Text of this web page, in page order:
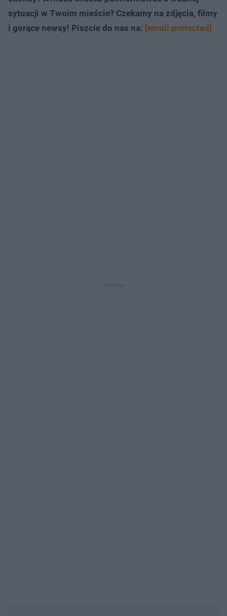
sytuacji w Twoim mieście? Czekamy na zdjęcia, filmy
i gorące newsy! Piszcie do nas na: [email protected]